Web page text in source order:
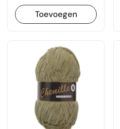
Toevoegen